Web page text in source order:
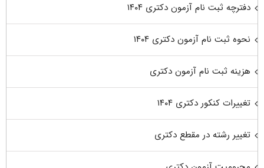
دفترچه ثبت نام آزمون دکتری ۱۴۰۴
نحوه ثبت نام آزمون دکتری ۱۴۰۴
هزینه ثبت نام آزمون دکتری
تغییرات کنکور دکتری ۱۴۰۴
تغییر رشته در مقطع دکتری